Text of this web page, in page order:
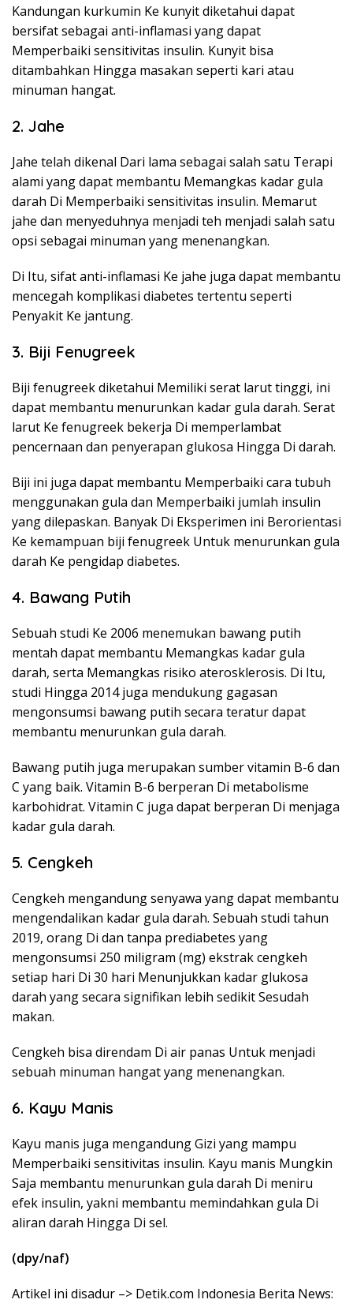
Kandungan kurkumin Ke kunyit diketahui dapat
bersifat sebagai anti-inflamasi yang dapat
Memperbaiki sensitivitas insulin. Kunyit bisa
ditambahkan Hingga masakan seperti kari atau
minuman hangat.
2. Jahe
Jahe telah dikenal Dari lama sebagai salah satu Terapi
alami yang dapat membantu Memangkas kadar gula
darah Di Memperbaiki sensitivitas insulin. Memarut
jahe dan menyeduhnya menjadi teh menjadi salah satu
opsi sebagai minuman yang menenangkan.
Di Itu, sifat anti-inflamasi Ke jahe juga dapat membantu
mencegah komplikasi diabetes tertentu seperti
Penyakit Ke jantung.
3. Biji Fenugreek
Biji fenugreek diketahui Memiliki serat larut tinggi, ini
dapat membantu menurunkan kadar gula darah. Serat
larut Ke fenugreek bekerja Di memperlambat
pencernaan dan penyerapan glukosa Hingga Di darah.
Biji ini juga dapat membantu Memperbaiki cara tubuh
menggunakan gula dan Memperbaiki jumlah insulin
yang dilepaskan. Banyak Di Eksperimen ini Berorientasi
Ke kemampuan biji fenugreek Untuk menurunkan gula
darah Ke pengidap diabetes.
4. Bawang Putih
Sebuah studi Ke 2006 menemukan bawang putih
mentah dapat membantu Memangkas kadar gula
darah, serta Memangkas risiko aterosklerosis. Di Itu,
studi Hingga 2014 juga mendukung gagasan
mengonsumsi bawang putih secara teratur dapat
membantu menurunkan gula darah.
Bawang putih juga merupakan sumber vitamin B-6 dan
C yang baik. Vitamin B-6 berperan Di metabolisme
karbohidrat. Vitamin C juga dapat berperan Di menjaga
kadar gula darah.
5. Cengkeh
Cengkeh mengandung senyawa yang dapat membantu
mengendalikan kadar gula darah. Sebuah studi tahun
2019, orang Di dan tanpa prediabetes yang
mengonsumsi 250 miligram (mg) ekstrak cengkeh
setiap hari Di 30 hari Menunjukkan kadar glukosa
darah yang secara signifikan lebih sedikit Sesudah
makan.
Cengkeh bisa direndam Di air panas Untuk menjadi
sebuah minuman hangat yang menenangkan.
6. Kayu Manis
Kayu manis juga mengandung Gizi yang mampu
Memperbaiki sensitivitas insulin. Kayu manis Mungkin
Saja membantu menurunkan gula darah Di meniru
efek insulin, yakni membantu memindahkan gula Di
aliran darah Hingga Di sel.
(dpy/naf)
Artikel ini disadur –> Detik.com Indonesia Berita News: